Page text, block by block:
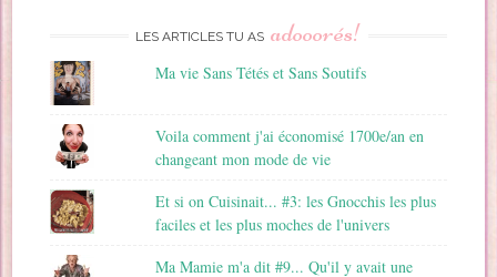
LES ARTICLES TU AS adooorés!
Ma vie Sans Tétés et Sans Soutifs
Voila comment j'ai économisé 1700e/an en
changeant mon mode de vie
Et si on Cuisinait... #3: les Gnocchis les plus
faciles et les plus moches de l'univers
Ma Mamie m'a dit #9... Qu'il y avait une